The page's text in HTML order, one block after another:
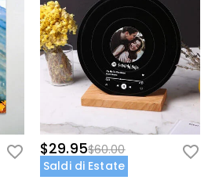
$29.95$60.00
Saldi di Estate